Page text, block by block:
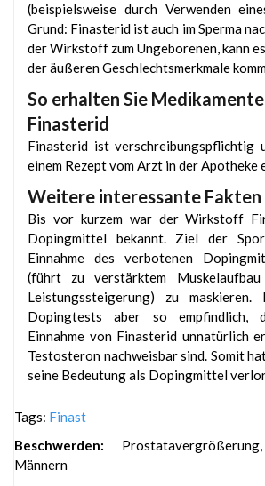
(beispielsweise durch Verwenden
Grund: Finasterid ist auch im Sperma
der Wirkstoff zum Ungeborenen, kann
der äußeren Geschlechtsmerkmale
So erhalten Sie
Finasterid
Finasterid ist verschreibungspflichtig
einem Rezept vom Arzt in der Apotheke
Weitere interessante Fakten
Bis vor kurzem war der Wirkstoff
Dopingmittel bekannt. Ziel der
Einnahme des verbotenen
(führt zu verstärktem
Leistungssteigerung) zu
Dopingtests aber so empfindlich,
Einnahme von Finasterid unnatürlich
Testosteron nachweisbar sind. Somit
seine Bedeutung als Dopingmittel
Tags: Finast
Beschwerden:
Männern